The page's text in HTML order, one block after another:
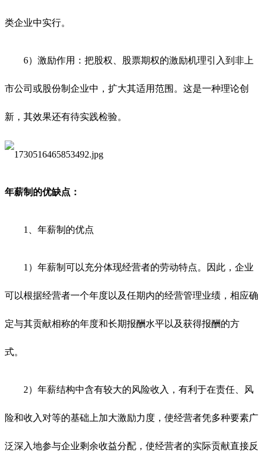
类企业中实行。
6）激励作用：把股权、股票期权的激励机理引入到非上
市公司或股份制企业中，扩大其适用范围。这是一种理论创
新，其效果还有待实践检验。
年薪制的优缺点：
1、年薪制的优点
1）年薪制可以充分体现经营者的劳动特点。因此，企业
可以根据经营者一个年度以及任期内的经营管理业绩，相应确
定与其贡献相称的年度和长期报酬水平以及获得报酬的方
式。
2）年薪结构中含有较大的风险收入，有利于在责任、风
险和收入对等的基础上加大激励力度，使经营者凭多种要素广
泛深入地参与企业剩余收益分配，使经营者的实际贡献直接反